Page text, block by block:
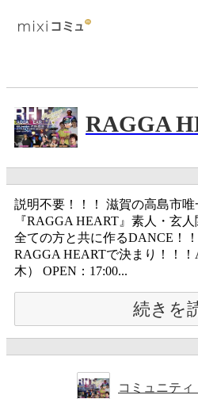
RAGGA
説明不要！！！ 滋賀の高島市唯
『RAGGA HEART』素人・玄
全ての方と共に作るDANCE！
RAGGA HEARTで決まり！！！
木） OPEN：17:00...
続きを
コミュニティ